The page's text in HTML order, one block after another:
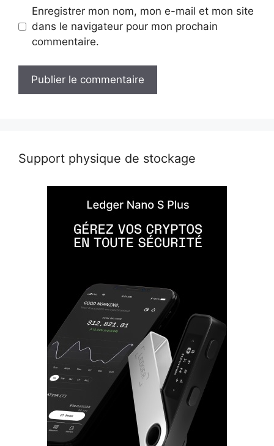
Enregistrer mon nom, mon e-mail et mon site
dans le navigateur pour mon prochain
commentaire.
Support physique de stockage